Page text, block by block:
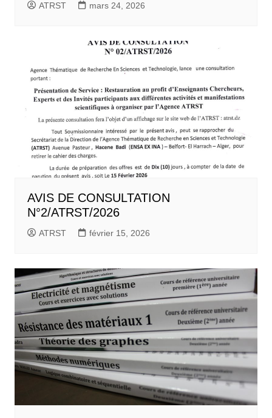
ATRST mars 24, 2026
AVIS DE CONSULTATION
N°2/ATRST/2026
ATRST février 15, 2026